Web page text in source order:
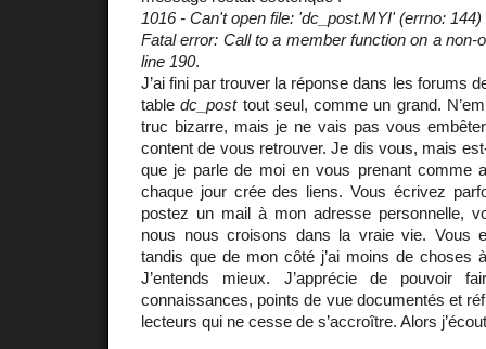
1016 - Can't open file: 'dc_post.MYI' (errno: 144)
Fatal error: Call to a member function on a non-
line 190.
J’ai fini par trouver la réponse dans les forums
tabledc_posttout seul, comme un grand.
truc bizarre, mais je ne vais pas vous
content de vous retrouver. Je dis vous, mais
que je parle de moi en vous prenant comme
chaque jour crée des liens. Vous écrivez
postez un mail à mon adresse personnelle,
nous nous croisons dans la vraie vie. Vous
tandis que de mon côté j’ai moins de choses
J’entends mieux. J’apprécie de pouvoir
connaissances, points de vue documentés et
lecteurs qui ne cesse de s’accroître. Alors